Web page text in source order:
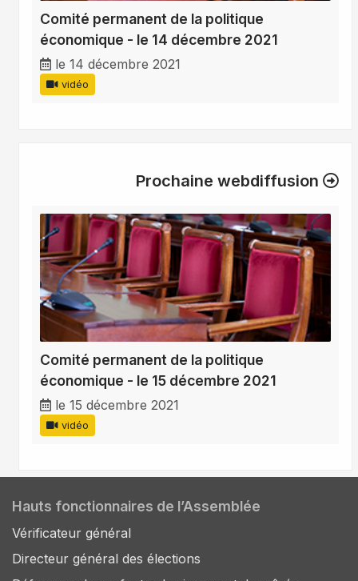
Comité permanent de la politique
économique - le 14 décembre 2021
le 14 décembre 2021
vidéo
Prochaine webdiffusion
Comité permanent de la politique
économique - le 15 décembre 2021
le 15 décembre 2021
vidéo
Hauts fonctionnaires de l’Assemblée
Vérificateur général
Directeur général des élections